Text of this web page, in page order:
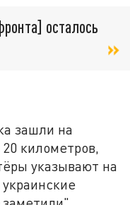
осталось
зашли на
километров,
указывают на